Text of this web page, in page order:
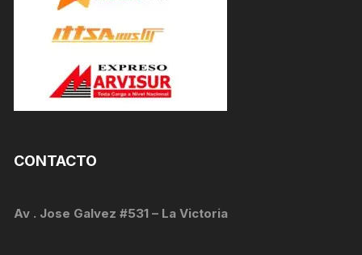
CONTACTO
Av . Jose Galvez #531 – La Victoria